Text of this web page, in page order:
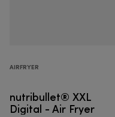
AIRFRYER
nutribullet® XXL
Digital - Air Fryer